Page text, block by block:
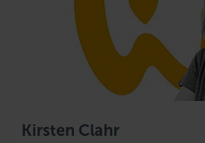
Kirsten Clahr